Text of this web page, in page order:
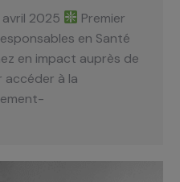
2025
Premier
en Santé
en impact auprès de
accéder à la